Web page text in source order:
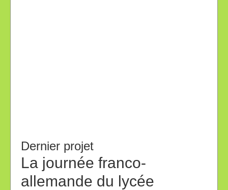
Dernier projet
La journée franco-
allemande du lycée